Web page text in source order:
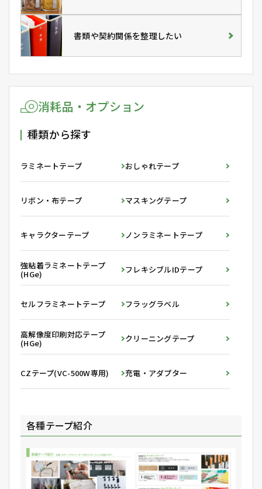
書類や契約関係を整理したい
消耗品・オプション
種類から探す
ラミネートテープ おしゃれテープ
リボン・布テープ マスキングテープ
キャラクターテープ ノンラミネートテープ
強粘着ラミネートテープ
(HGe) フレキシブルIDテープ
セルフラミネートテープ フラッグラベル
高解像度印刷対応テープ
(HGe) クリーニングテープ
CZテープ(VC-500W専用) 充電・アダプター
各種テープ紹介